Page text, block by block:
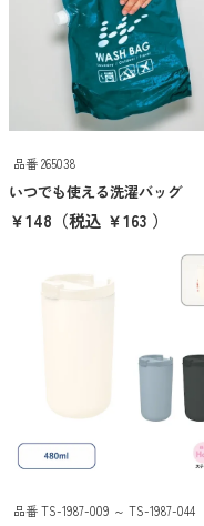
ご
オリジナルグッズ制作につい
入稿データについて
キーワード検索
価格帯から探す
100円以下
101〜200円
品番 265038
いつでも使える洗濯バッグ
￥148 （税込 ￥163 ）
品番 TS-1987-009 ～ TS-1987-044